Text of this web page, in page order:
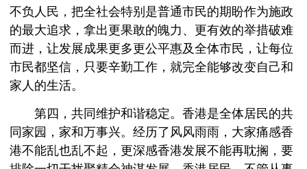
不负人民，把全社会特别是普通市民的期盼作为施政
的最大追求，拿出更果敢的魄力、更有效的举措破难
而进，让发展成果更多更公平惠及全体市民，让每位
市民都坚信，只要辛勤工作，就完全能够改变自己和
家人的生活。
第四，共同维护和谐稳定。香港是全体居民的共
同家园，家和万事兴。经历了风风雨雨，大家痛感香
港不能乱也乱不起，更深感香港发展不能再耽搁，要